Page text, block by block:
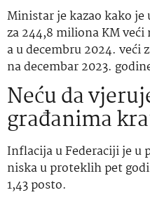
Ministar je kazao kako
za 244,8 miliona KM
a u decembru 2024. veći
na decembar 2023.
Neću da
građanima
Inflacija u Federaciji je u
niska u proteklih pet
1,43 posto.